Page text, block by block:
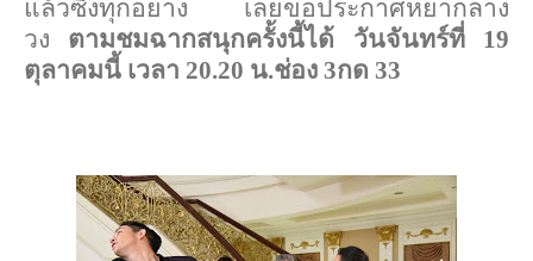
แล้วซึ่งทุกอย่าง เลยขอประกาศหย่ากลาง
วง ตามชมฉากสนุกครั้งนี้ได้ วันจันทร์ที่ 19
ตุลาคมนี้ เวลา 20.20 น.ช่อง 3กด 33